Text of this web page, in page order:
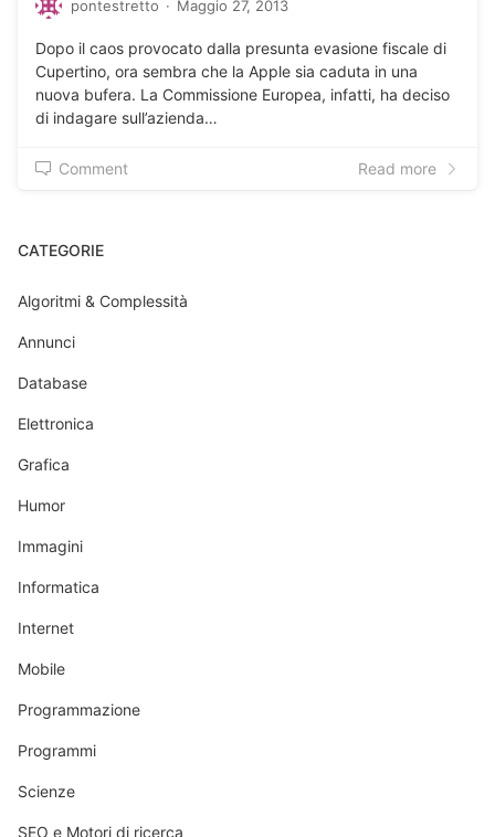
pontestretto · Maggio 27, 2013
Dopo il caos provocato dalla presunta evasione fiscale di
Cupertino, ora sembra che la Apple sia caduta in una
nuova bufera. La Commissione Europea, infatti, ha deciso
di indagare sull’azienda…
Comment Read more
CATEGORIE
Algoritmi & Complessità
Annunci
Database
Elettronica
Grafica
Humor
Immagini
Informatica
Internet
Mobile
Programmazione
Programmi
Scienze
SEO e Motori di ricerca